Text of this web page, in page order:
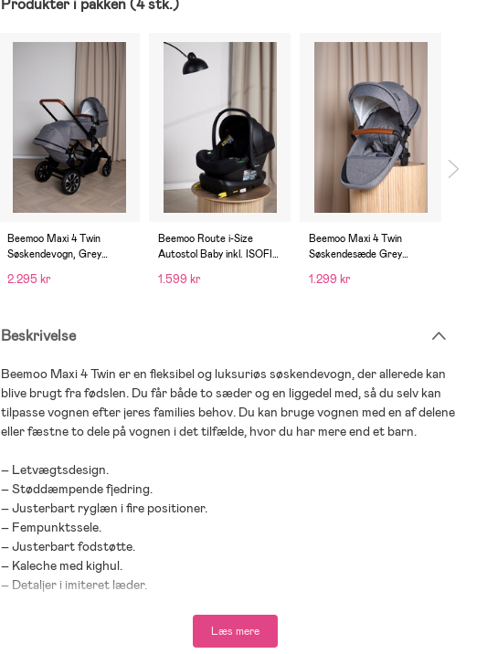
Produkter i pakken (4 stk.)
Beemoo Maxi 4 Twin
Søskendevogn, Grey
2.295 kr
Beemoo Route i-Size
Autostol Baby inkl. ISOFIX
1.599 kr
Beemoo Maxi 4 Twin
Søskendesæde Grey
1.299 kr
Beskrivelse
Beemoo Maxi 4 Twin er en fleksibel og luksuriøs søskendevogn, der allerede kan
blive brugt fra fødslen. Du får både to sæder og en liggedel med, så du selv kan
tilpasse vognen efter jeres families behov. Du kan bruge vognen med en af delene
eller fæstne to dele på vognen i det tilfælde, hvor du har mere end et barn.
– Letvægtsdesign.
– Støddæmpende fjedring.
– Justerbart ryglæn i fire positioner.
– Fempunktssele.
– Justerbart fodstøtte.
– Kaleche med kighul.
– Detaljer i imiteret læder.
– Maks. belastning opbevaringskurv: 3 kg.
Læs mere